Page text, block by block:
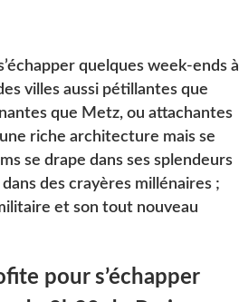
quelques week-ends à
villes aussi pétillantes que
que Metz, ou attachantes
riche architecture mais se
se drape dans ses splendeurs
des crayères millénaires ;
et son tout nouveau
pour s’échapper